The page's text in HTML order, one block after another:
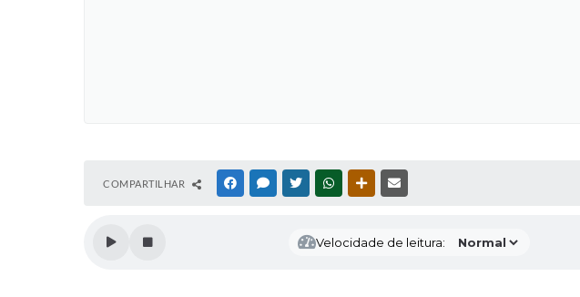
COMPARTILHAR FACEBOOKMESSENGER
TWITTERWHATSAPPOUTRAS MÍDIAS
Velocidade de leitura: